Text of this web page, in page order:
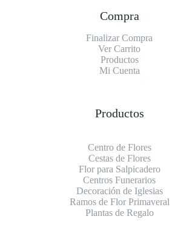
Compra
Finalizar Compra
Ver Carrito
Productos
Mi Cuenta
Productos
Centro de Flores
Cestas de Flores
Flor para Salpicadero
Centros Funerarios
Decoración de Iglesias
Ramos de Flor Primaveral
Plantas de Regalo